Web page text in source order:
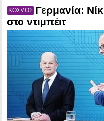
ΚΟΣΜΟΣ Γερμανία:
στο ντιμπέιτ